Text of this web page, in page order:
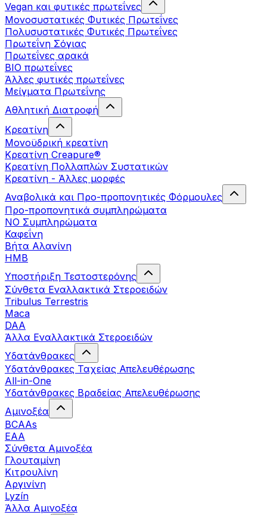
Vegan και φυτικές πρωτεΐνες
Μονοσυστατικές Φυτικές Πρωτεΐνες
Πολυσυστατικές Φυτικές Πρωτεΐνες
Πρωτεΐνη Σόγιας
Πρωτεΐνες αρακά
ΒIO πρωτεΐνες
Άλλες φυτικές πρωτεΐνες
Μείγματα Πρωτεΐνης
Αθλητική Διατροφή
Κρεατίνη
Μονοϋδρική κρεατίνη
Κρεατίνη Creapure®
Κρεατίνη Πολλαπλών Συστατικών
Κρεατίνη - Άλλες μορφές
Αναβολικά και Προ-προπονητικές Φόρμουλες
Προ-προπονητικά συμπληρώματα
ΝΟ Συμπληρώματα
Καφεΐνη
Βήτα Αλανίνη
HMB
Υποστήριξη Τεστοστερόνης
Σύνθετα Εναλλακτικά Στεροειδών
Tribulus Terrestris
Maca
DAA
Άλλα Εναλλακτικά Στεροειδών
Υδατάνθρακες
Υδατάνθρακες Ταχείας Απελευθέρωσης
All-in-One
Υδατάνθρακες Βραδείας Απελευθέρωσης
Αμινοξέα
BCAAs
EAA
Σύνθετα Αμινοξέα
Γλουταμίνη
Κιτρουλίνη
Αργινίνη
Lyzín
Άλλα Αμινοξέα